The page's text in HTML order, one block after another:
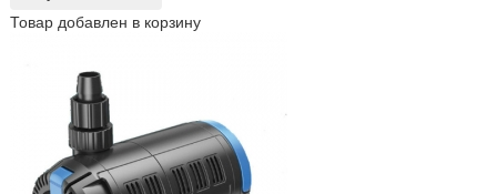
Товар добавлен в корзину